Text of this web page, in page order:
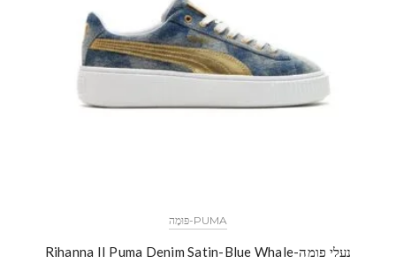
PUMA-פּוּמָה
נעלי פומה-Rihanna II Puma Denim Satin-Blue Whale